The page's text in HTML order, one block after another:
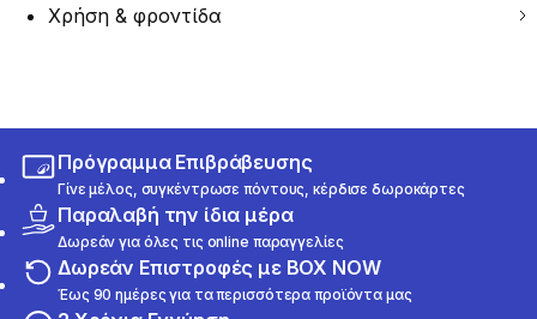
Χρήση & φροντίδα
Πρόγραμμα Επιβράβευσης
Γίνε μέλος, συγκέντρωσε πόντους, κέρδισε δωροκάρτες
Παραλαβή την ίδια μέρα
Δωρεάν για όλες τις online παραγγελίες
Δωρεάν Επιστροφές με BOX NOW
Έως 90 ημέρες για τα περισσότερα προϊόντα μας